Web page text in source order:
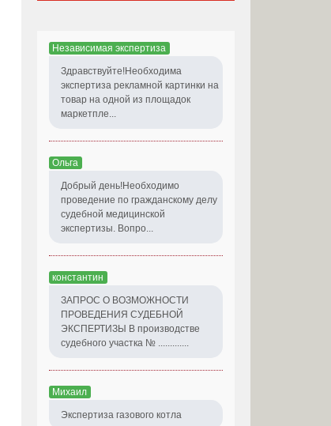
Независимая экспертиза
Здравствуйте!Необходима
экспертиза рекламной картинки на
товар на одной из площадок
маркетпле...
Ольга
Добрый день!Необходимо
проведение по гражданскому делу
судебной медицинской
экспертизы. Вопро...
константин
ЗАПРОС О ВОЗМОЖНОСТИ
ПРОВЕДЕНИЯ СУДЕБНОЙ
ЭКСПЕРТИЗЫ В производстве
судебного участка № .............
Михаил
Экспертиза газового котла